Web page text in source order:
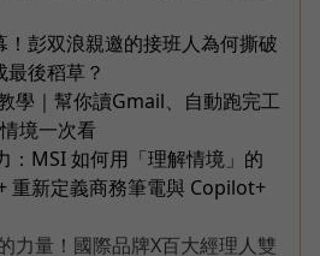
彭双浪親邀的接班人為何撕破
後稻草？
學｜幫你讀Gmail、自動跑完工
境一次看
：MSI 如何用「理解情境」的
重新定義商務筆電與 Copilot+
力量！國際品牌X百大經理人雙